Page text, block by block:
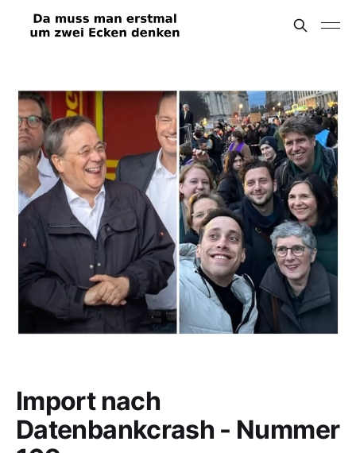
Import nach
Datenbankcrash - Nummer